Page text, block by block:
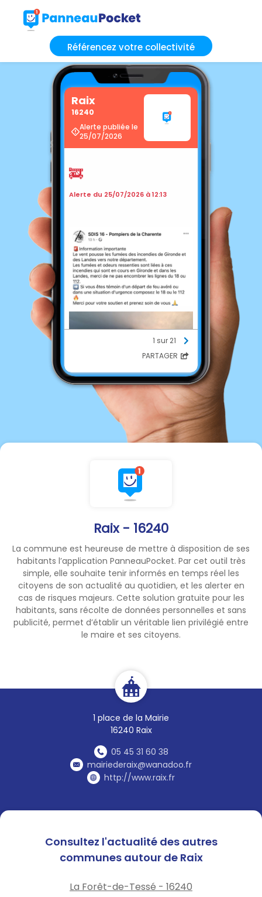
Référencez votre collectivité
Raix - 16240
La commune est heureuse de mettre à disposition de ses
habitants l’application PanneauPocket. Par cet outil très
simple, elle souhaite tenir informés en temps réel les
citoyens de son actualité au quotidien, et les alerter en
cas de risques majeurs. Cette solution gratuite pour les
habitants, sans récolte de données personnelles et sans
publicité, permet d’établir un véritable lien privilégié entre
le maire et ses citoyens.
1 place de la Mairie
16240 Raix
05 45 31 60 38
mairiederaix@wanadoo.fr
http://www.raix.fr
Raix
16240
Alerte publiée le
25/07/2026
🚒
Alerte du 25/07/2026 à 12:13
1 sur 21
PARTAGER
Consultez l'actualité des autres
communes autour de Raix
La Forêt-de-Tessé - 16240